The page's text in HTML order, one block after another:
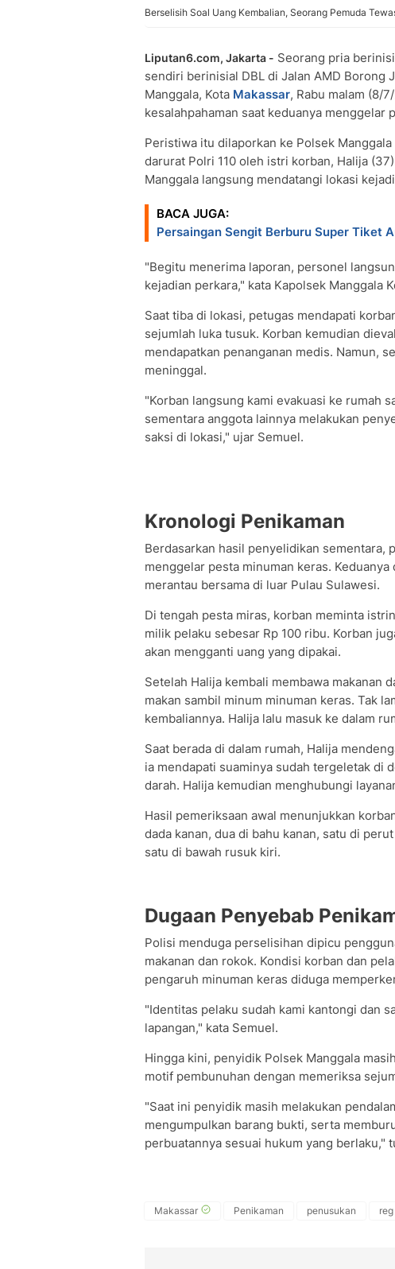
Berselisih Soal Uang Kembalian, Seorang Pemuda
Liputan6.com, Jakarta - Seorang pria
sendiri berinisial DBL di Jalan AMD Borong
Manggala, Kota Makassar, Rabu malam (8/
kesalahpahaman saat keduanya menggelar
Peristiwa itu dilaporkan ke Polsek
darurat Polri 110 oleh istri korban, Halija
Manggala langsung mendatangi lokasi
BACA JUGA:
Persaingan Sengit Berburu Super Tiket
"Begitu menerima laporan, personel
kejadian perkara," kata Kapolsek Manggala
Saat tiba di lokasi, petugas mendapati
sejumlah luka tusuk. Korban kemudian
mendapatkan penanganan medis. Namun,
meninggal.
"Korban langsung kami evakuasi ke rumah
sementara anggota lainnya melakukan
saksi di lokasi," ujar Semuel.
Kronologi Penikaman
Berdasarkan hasil penyelidikan sementara,
menggelar pesta minuman keras.
merantau bersama di luar Pulau Sulawesi.
Di tengah pesta miras, korban meminta
milik pelaku sebesar Rp 100 ribu. Korban
akan mengganti uang yang dipakai.
Setelah Halija kembali membawa makanan
makan sambil minum minuman keras. Tak
kembaliannya. Halija lalu masuk ke dalam
Saat berada di dalam rumah, Halija
ia mendapati suaminya sudah tergeletak di
darah. Halija kemudian menghubungi
Hasil pemeriksaan awal menunjukkan
dada kanan, dua di bahu kanan, satu di
satu di bawah rusuk kiri.
Dugaan Penyebab
Polisi menduga perselisihan dipicu
makanan dan rokok. Kondisi korban dan
pengaruh minuman keras diduga
"Identitas pelaku sudah kami kantongi dan
lapangan," kata Semuel.
Hingga kini, penyidik Polsek Manggala
motif pembunuhan dengan memeriksa
"Saat ini penyidik masih melakukan
mengumpulkan barang bukti, serta
perbuatannya sesuai hukum yang berlaku,"
Makassar Penikaman penusukan reg